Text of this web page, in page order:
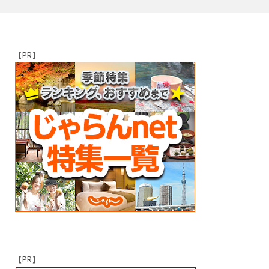
【PR】
【PR】